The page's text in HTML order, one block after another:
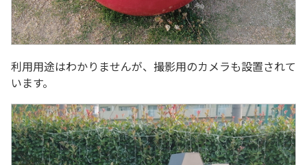
利用用途はわかりませんが、撮影用のカメラも設置されて
います。